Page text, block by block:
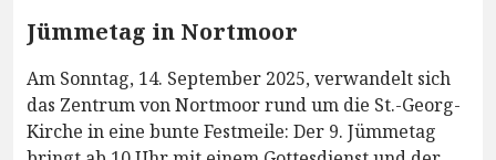
Jümmetag in Nortmoor
Am Sonntag, 14. September 2025, verwandelt sich
das Zentrum von Nortmoor rund um die St.-Georg-
Kirche in eine bunte Festmeile: Der 9. Jümmetag